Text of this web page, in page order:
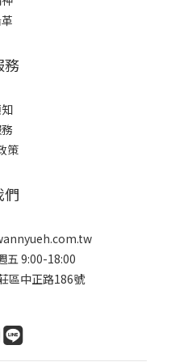
務
策
們
五 9:00-18:00
區中正路186號